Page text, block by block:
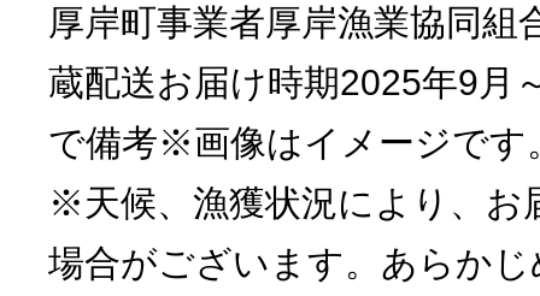
厚岸町事業者厚岸漁業協同組
蔵配送お届け時期2025年9月
で備考※画像はイメージです
※天候、漁獲状況により、お
場合がございます。あらか